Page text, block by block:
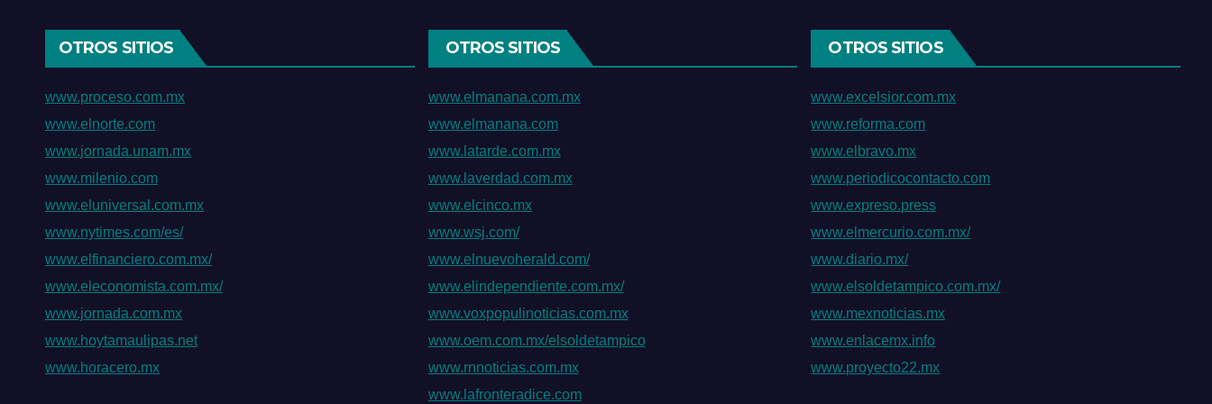
OTROS SITIOS
www.proceso.com.mx
www.elnorte.com
www.jornada.unam.mx
www.milenio.com
www.eluniversal.com.mx
www.nytimes.com/es/
www.elfinanciero.com.mx/
www.eleconomista.com.mx/
www.jornada.com.mx
www.hoytamaulipas.net
www.horacero.mx
OTROS SITIOS
www.elmanana.com.mx
www.elmanana.com
www.latarde.com.mx
www.laverdad.com.mx
www.elcinco.mx
www.wsj.com/
www.elnuevoherald.com/
www.elindependiente.com.mx/
www.voxpopulinoticias.com.mx
www.oem.com.mx/elsoldetampico
www.rnnoticias.com.mx
www.lafronteradice.com
OTROS SITIOS
www.excelsior.com.mx
www.reforma.com
www.elbravo.mx
www.periodicocontacto.com
www.expreso.press
www.elmercurio.com.mx/
www.diario.mx/
www.elsoldetampico.com.mx/
www.mexnoticias.mx
www.enlacemx.info
www.proyecto22.mx